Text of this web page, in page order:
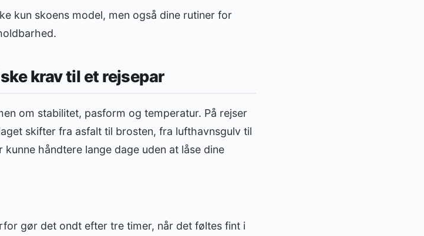
kun skoens model, men også dine rutiner for
krav til et rejsepar
om stabilitet, pasform og temperatur. På rejser
skifter fra asfalt til brosten, fra lufthavnsgulv til
håndtere lange dage uden at låse dine
gør det ondt efter tre timer, når det føltes fint i